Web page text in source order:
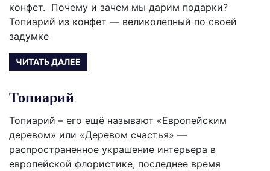
конфет. Почему и зачем мы дарим подарки?
Топиарий из конфет — великолепный по своей
задумке
ЧИТАТЬ ДАЛЕЕ
Топиарий
Топиарий – его ещё называют «Европейским
деревом» или «Деревом счастья» —
распространенное украшение интерьера в
европейской флористике, последнее время